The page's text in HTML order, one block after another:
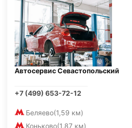
Автосервис Севастопольский
+7 (499) 653-72-12
Беляево(1,59 км)
Коньково(1,87 км)